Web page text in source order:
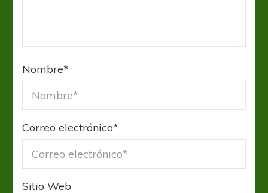
Nombre*
Correo electrónico*
Sitio Web